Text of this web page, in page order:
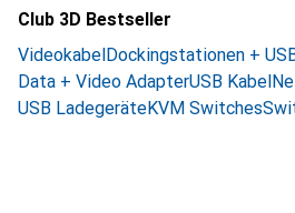
Club 3D Bestseller
VideokabelDockingstationen +
Data + Video AdapterUSB Kabel
USB LadegeräteKVM Switches